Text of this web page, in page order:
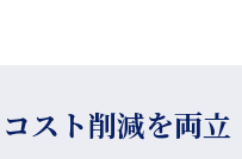
スト削減を両立